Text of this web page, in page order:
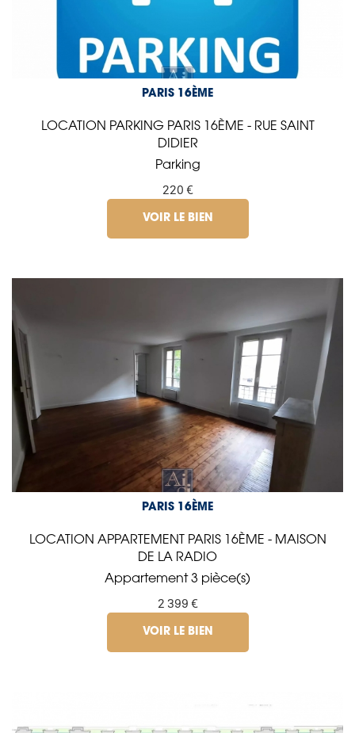
PARIS 16ÈME
LOCATION PARKING PARIS 16ÈME - RUE SAINT
DIDIER
Parking
220 €
VOIR LE BIEN
PARIS 16ÈME
LOCATION APPARTEMENT PARIS 16ÈME - MAISON
DE LA RADIO
Appartement 3 pièce(s)
2 399 €
VOIR LE BIEN